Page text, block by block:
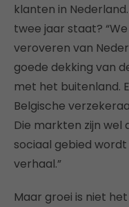
klanten in
twee jaar staat?
veroveren van
goede dekking van
met het buitenland.
Belgische
Die markten zijn wel
sociaal gebied
verhaal.”
Maar groei is niet